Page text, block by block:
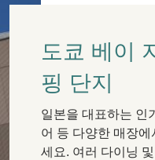
도쿄 베이
핑 단지
일본을 대표하는 인
어 등 다양한 매장
세요. 여러 다이닝